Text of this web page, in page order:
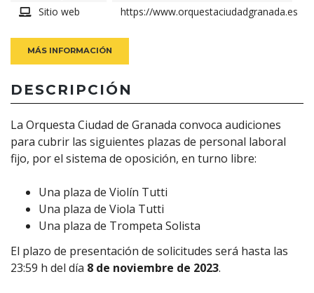
Sitio web
https://www.orquestaciudadgranada.es
MÁS INFORMACIÓN
DESCRIPCIÓN
La Orquesta Ciudad de Granada convoca audiciones
para cubrir las siguientes plazas de personal laboral
fijo, por el sistema de oposición, en turno libre:
Una plaza de Violín Tutti
Una plaza de Viola Tutti
Una plaza de Trompeta Solista
El plazo de presentación de solicitudes será hasta las
23:59 h del día 8 de noviembre de 2023.